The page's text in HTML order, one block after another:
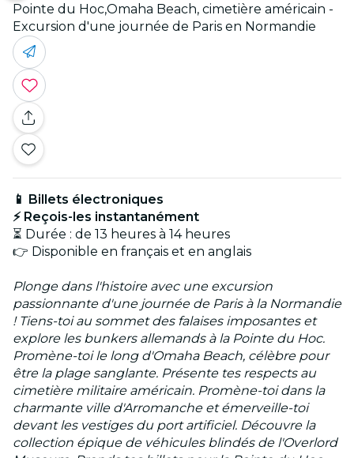
Pointe du Hoc,Omaha Beach, cimetière américain -
Excursion d'une journée de Paris en Normandie
📱 Billets électroniques
⚡ Reçois-les instantanément
⏳ Durée : de 13 heures à 14 heures
👉 Disponible en français et en anglais
Plonge dans l'histoire avec une excursion
passionnante d'une journée de Paris à la Normandie
! Tiens-toi au sommet des falaises imposantes et
explore les bunkers allemands à la Pointe du Hoc.
Promène-toi le long d'Omaha Beach, célèbre pour
être la plage sanglante. Présente tes respects au
cimetière militaire américain. Promène-toi dans la
charmante ville d'Arromanche et émerveille-toi
devant les vestiges du port artificiel. Découvre la
collection épique de véhicules blindés de l'Overlord